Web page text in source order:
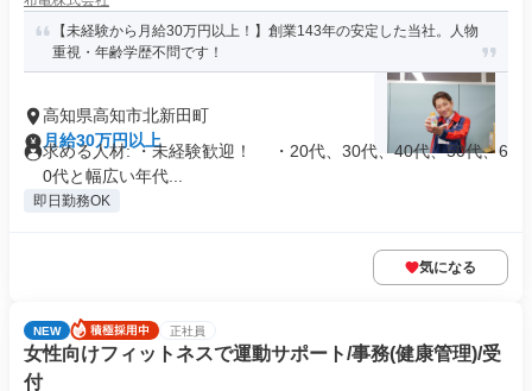
【未経験から月給30万円以上！】創業143年の安定した当社。人物
重視・年齢学歴不問です！
高知県高知市北新田町
月給30万円以上
求める人材: ・未経験歓迎！ ・20代、30代、40代、50代、6
0代と幅広い年代...
即日勤務OK
気になる
NEW 正社員
女性向けフィットネスで運動サポート/事務(健康管理)/受
付